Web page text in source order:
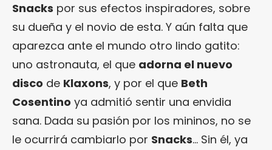
Snacks por sus efectos inspiradores, sobre
su dueña y el novio de esta. Y aún falta que
aparezca ante el mundo otro lindo gatito:
uno astronauta, el que adorna el nuevo
disco de Klaxons, y por el que Beth
Cosentino ya admitió sentir una envidia
sana. Dada su pasión por los mininos, no se
le ocurrirá cambiarlo por Snacks… Sin él, ya